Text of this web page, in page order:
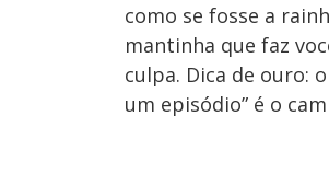
como se fosse a
mantinha que faz
culpa. Dica de ouro:
um episódio” é o